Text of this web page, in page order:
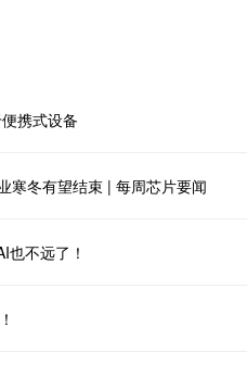
携式设备
寒冬有望结束 | 每周芯片要闻
不远了！